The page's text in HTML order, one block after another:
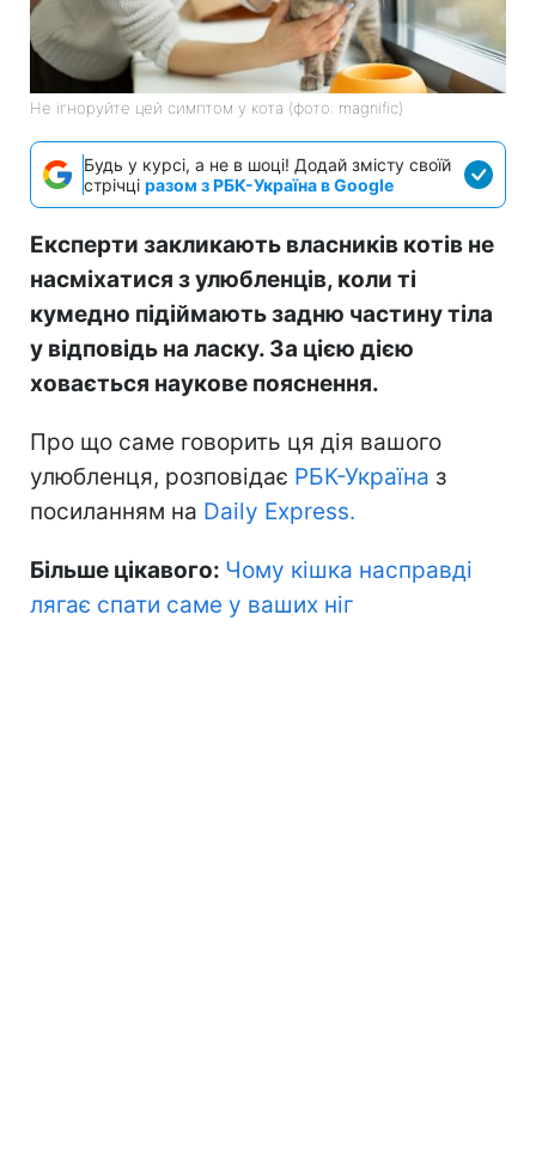
Не ігноруйте цей симптом у кота (фото: magnific)
Будь у курсі, а не в шоці! Додай змісту своїй
стрічці разом з РБК-Україна в Google
Експерти закликають власників котів не
насміхатися з улюбленців, коли ті
кумедно підіймають задню частину тіла
у відповідь на ласку. За цією дією
ховається наукове пояснення.
Про що саме говорить ця дія вашого
улюбленця, розповідає РБК-Україна з
посиланням на Daily Express.
Більше цікавого: Чому кішка насправді
лягає спати саме у ваших ніг